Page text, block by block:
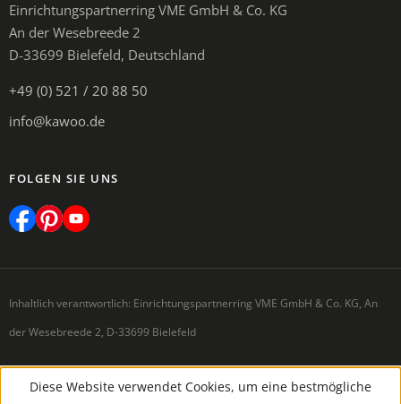
Einrichtungspartnerring VME GmbH & Co. KG
An der Wesebreede 2
D-33699 Bielefeld, Deutschland
+49 (0) 521 / 20 88 50
info@kawoo.de
FOLGEN SIE UNS
Inhaltlich verantwortlich: Einrichtungspartnerring VME GmbH & Co. KG, An
der Wesebreede 2, D-33699 Bielefeld
Diese Website verwendet Cookies, um eine bestmögliche